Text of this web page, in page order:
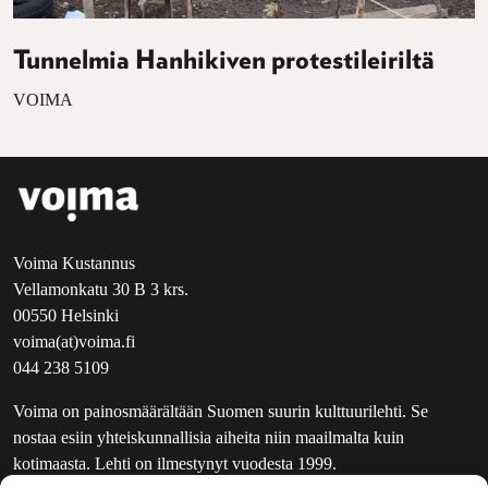
Tunnelmia Hanhikiven protestileiriltä
VOIMA
Voima Kustannus
Vellamonkatu 30 B 3 krs.
00550 Helsinki
voima(at)voima.fi
044 238 5109
Voima on painosmäärältään Suomen suurin kulttuurilehti. Se
nostaa esiin yhteiskunnallisia aiheita niin maailmalta kuin
kotimaasta. Lehti on ilmestynyt vuodesta 1999.